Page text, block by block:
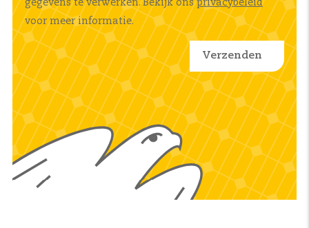
gegevens te verwerken. Bekijk onsprivacybeleid
voor meer informatie.